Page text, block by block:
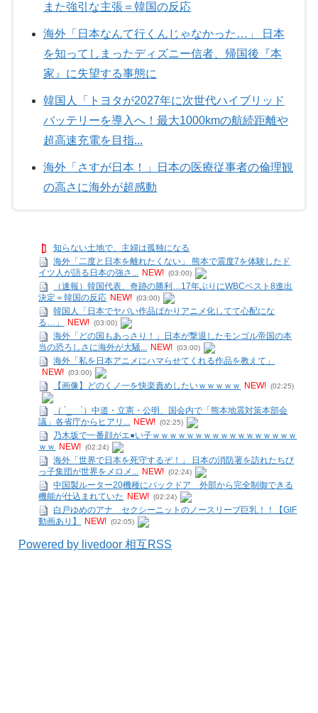
また強引な主張＝韓国の反応
海外「日本なんて行くんじゃなかった…」 日本
を知ってしまったディズニー信者、帰国後『本
家』に失望する事態に
韓国人「トヨタが2027年に次世代ハイブリッド
バッテリーを導入へ！最大1000kmの航続距離や
超高速充電を目指...
海外「さすが日本！」日本の医療従事者の倫理観
の高さに海外が超感動
知らない土地で、主婦は孤独になる
海外「二度と日本を離れたくない」 熊本で震度7を体験したド
イツ人が語る日本の強さ...
NEW! (03:00)
（速報）韓国代表、奇跡の勝利…17年ぶりにWBCベスト8進出
決定＝韓国の反応 NEW! (03:00)
韓国人「日本でヤバい作品ばかりアニメ化してて心配にな
る…」
NEW! (03:00)
海外「どの国もあっさり！」日本が撃退したモンゴル帝国の本
当の恐ろしさに海外が大騒...
NEW! (03:00)
海外「私を日本アニメにハマらせてくれる作品を教えて」
NEW! (03:00)
【画像】どのくノ一を快楽責めしたいｗｗｗｗｗ NEW! (02:25)
（ ´_ゝ`）中道・立憲・公明、国会内で「熊本地震対策本部会
議」各省庁からヒアリ...
NEW! (02:25)
乃木坂で一番顔がエ●い子ｗｗｗｗｗｗｗｗｗｗｗｗｗｗｗｗｗ
ｗｗ NEW! (02:24)
海外「世界で日本を死守するぞ！」 日本の消防署を訪れたちび
っ子集団が世界をメロメ...
NEW! (02:24)
中国製ルーター20機種にバックドア 外部から完全制御できる
機能が仕込まれていた NEW! (02:24)
白戸ゆめのアナ セクシーニットのノースリーブ巨乳！！【GIF
動画あり】
NEW! (02:05)
Powered by livedoor 相互RSS